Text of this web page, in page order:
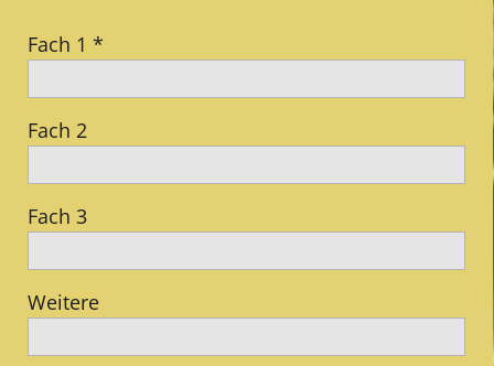
Fach 1 *
Fach 2
Fach 3
Weitere